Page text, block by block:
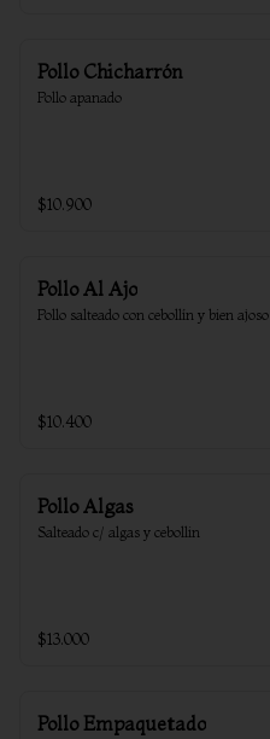
Pollo Chicharrón
Pollo apanado
$10.900
Pollo Al Ajo
Pollo salteado con cebollín y bien ajoso
$10.400
Pollo Algas
Salteado c/ algas y cebollin
$13.000
Pollo Empaquetado